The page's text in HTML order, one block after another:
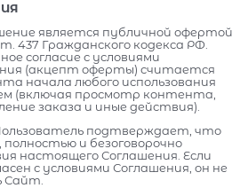
является публичной офертой
437 Гражданского кодекса РФ.
согласие с условиями
(акцепт оферты) считается
начала любого использования
(включая просмотр контента,
заказа и иные действия).
подтверждает, что
полностью и безоговорочно
настоящего Соглашения. Если
с условиями Соглашения, он не
Сайт.